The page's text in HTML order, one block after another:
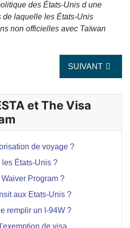
des États-Unis d une
de laquelle les États-Unis
non officielles avec Taïwan
: SI J AI UNE AUTORISATION
ARTICLE
SUIVANT
et The Visa
de voyage ?
États-Unis ?
Program ?
aux Etats-Unis ?
remplir un I-94W ?
de visa